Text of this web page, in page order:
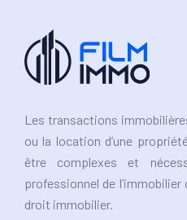
Les transactions
ou la location d’une
être complexes et
professionnel de
droit immobilier.